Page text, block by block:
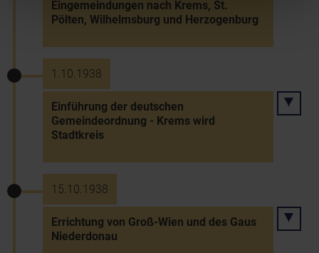
Eingemeindungen nach Krems, St.
Pölten, Wilhelmsburg und Herzogenburg
1.10.1938
Einführung der deutschen
Gemeindeordnung - Krems wird
Stadtkreis
15.10.1938
Errichtung von Groß-Wien und des Gaus
Niederdonau